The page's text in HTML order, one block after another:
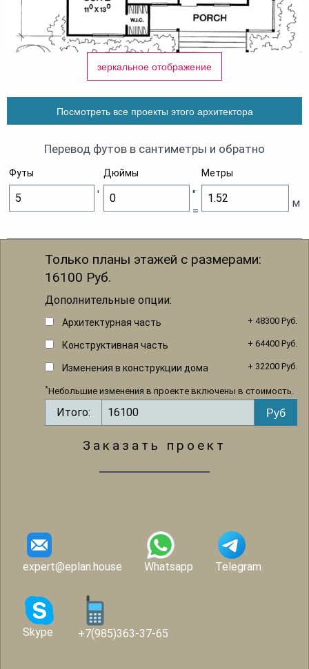
Проект этого дома подойдет для дачи, так как
стены всего 100 мм, другиепроекты для дачи
ищите в каталоге.
Этот одноэтажный дом строится на плитном
или ленточном фундаменте,какой из
Другие проекты одноэтажных домовсмотрите
в каталоге.
зеркальное отображение
Посмотреть все проекты этого архитектора
Перевод футов в сантиметры и обратно
Футы Дюймы Метры
'
"
=
м
Только планы этажей с размерами:
16100 Руб.
Дополнительные опции:
Архитектурная часть + 48300 Руб.
Конструктивная часть + 64400 Руб.
Изменения в конструкции дома + 32200 Руб.
*Небольшие изменения в проекте включены в стоимость.
Итого:
Заказать проект
expert@eplan.house Whatsapp Telegram
Skype +7(985)363-37-65